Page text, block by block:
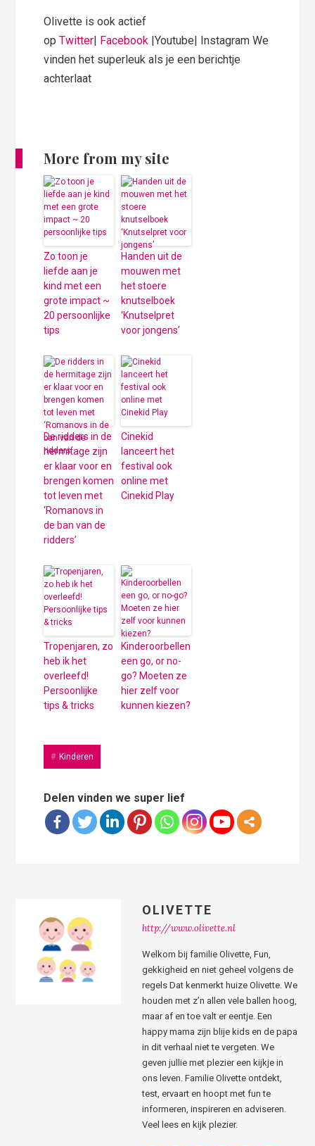
Olivette is ook actief
opTwitter| Facebook |Youtube| Instagram We
vinden het superleuk als je een berichtje
achterlaat
More from my site
Zo toon je
liefde aan je
kind met een
grote impact ~
20 persoonlijke
tips
Handen uit de
mouwen met
het stoere
knutselboek
‘Knutselpret
voor jongens’
De ridders in de
hermitage zijn
er klaar voor en
brengen komen
tot leven met
‘Romanovs in
de ban van de
ridders’
Cinekid
lanceert het
festival ook
online met
Cinekid Play
Tropenjaren, zo
heb ik het
overleefd!
Persoonlijke
tips & tricks
Kinderoorbellen
een go, or no-
go? Moeten ze
hier zelf voor
kunnen kiezen?
Kinderen
Delen vinden we super lief
OLIVETTE
http://www.olivette.nl
Welkom bij familie Olivette, Fun,
gekkigheid en niet geheel volgens de
regels Dat kenmerkt huize Olivette. We
houden met z’n allen vele ballen hoog,
maar af en toe valt er eentje. Een
happy mama zijn blije kids en de papa
in dit verhaal niet te vergeten. We
geven jullie met plezier een kijkje in
ons leven. Familie Olivette ontdekt,
test, ervaart en hoopt met fun te
informeren, inspireren en adviseren.
Veel lees en kijk plezier.